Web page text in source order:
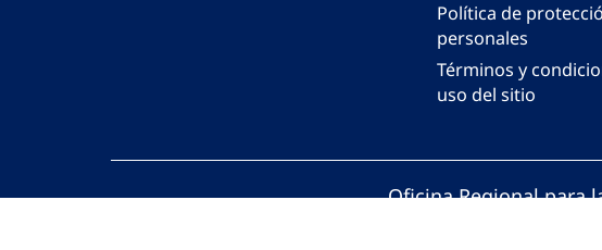
Política de
personales
Términos y
uso del sitio
Oficina Regional para